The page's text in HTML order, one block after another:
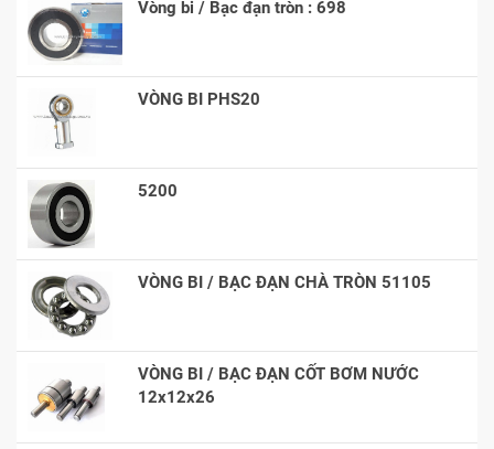
Vòng bi / Bạc đạn tròn : 698
VÒNG BI PHS20
5200
VÒNG BI / BẠC ĐẠN CHÀ TRÒN 51105
VÒNG BI / BẠC ĐẠN CỐT BƠM NƯỚC
12x12x26